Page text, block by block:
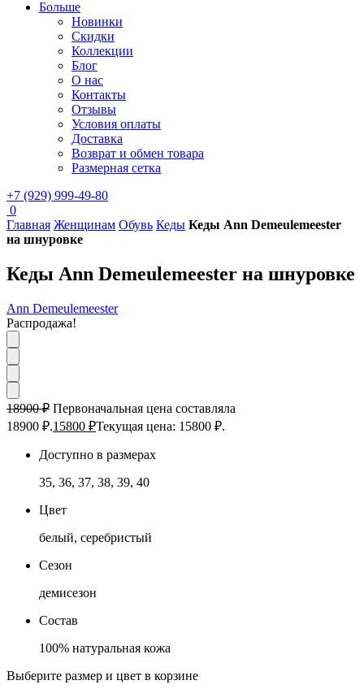
Больше
Новинки
Скидки
Коллекции
Блог
О нас
Контакты
Отзывы
Условия оплаты
Доставка
Возврат и обмен товара
Размерная сетка
+7 (929) 999-49-80
0
Главная Женщинам Обувь Кеды Кеды Ann Demeulemeester
на шнуровке
Кеды Ann Demeulemeester на шнуровке
Ann Demeulemeester
Распродажа!
18900₽ Первоначальная цена составляла
18900 ₽.15800 ₽Текущая цена: 15800 ₽.
Доступно в размерах
35, 36, 37, 38, 39, 40
Цвет
белый, серебристый
Сезон
демисезон
Состав
100% натуральная кожа
Выберите размер и цвет в корзине